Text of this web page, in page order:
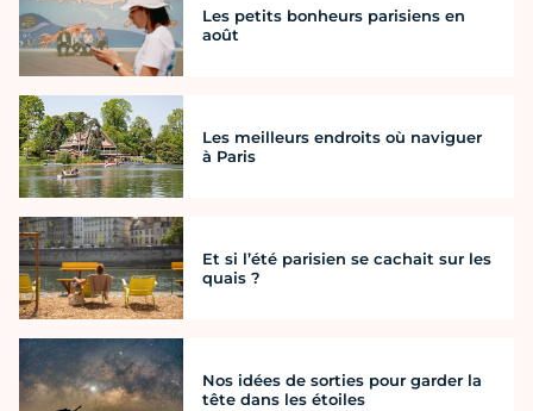
Les petits bonheurs parisiens en
août
Les meilleurs endroits où naviguer
à Paris
Et si l’été parisien se cachait sur les
quais ?
Nos idées de sorties pour garder la
tête dans les étoiles